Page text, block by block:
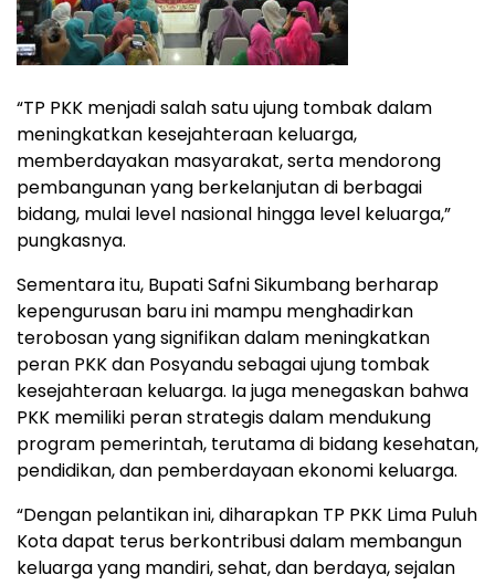
“TP PKK menjadi salah satu ujung tombak dalam
meningkatkan kesejahteraan keluarga,
memberdayakan masyarakat, serta mendorong
pembangunan yang berkelanjutan di berbagai
bidang, mulai level nasional hingga level keluarga,”
pungkasnya.
Sementara itu, Bupati Safni Sikumbang berharap
kepengurusan baru ini mampu menghadirkan
terobosan yang signifikan dalam meningkatkan
peran PKK dan Posyandu sebagai ujung tombak
kesejahteraan keluarga. Ia juga menegaskan bahwa
PKK memiliki peran strategis dalam mendukung
program pemerintah, terutama di bidang kesehatan,
pendidikan, dan pemberdayaan ekonomi keluarga.
“Dengan pelantikan ini, diharapkan TP PKK Lima Puluh
Kota dapat terus berkontribusi dalam membangun
keluarga yang mandiri, sehat, dan berdaya, sejalan